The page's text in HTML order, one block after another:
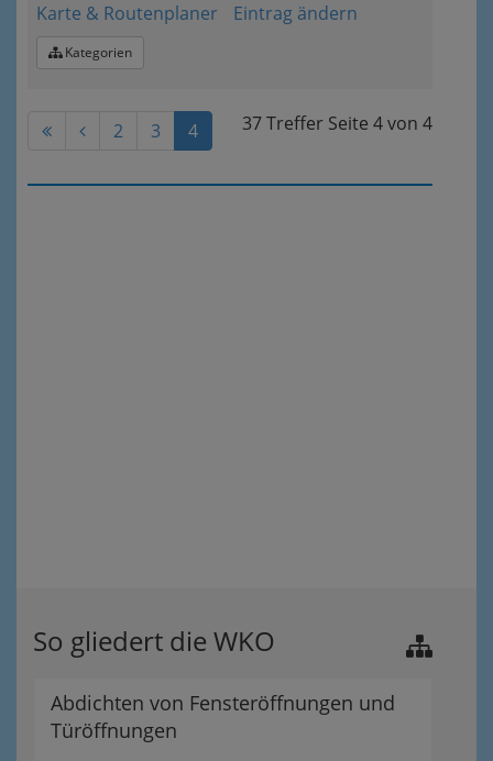
Karte & Routenplaner
Eintrag ändern
Kategorien
37 Treffer Seite 4von 4
2 3 4
So gliedert die WKO
Abdichten von Fensteröffnungen und
Türöffnungen